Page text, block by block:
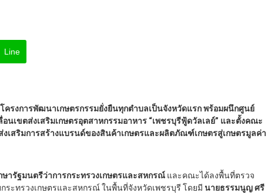
Line
ครงการพัฒนาเกษตรกรรมยั่งยืนทุกตำบลเป็นจังหวัดแรก พร้อมผนึกศูนย์
นเขตส่งเสริมเกษตรอุตสาหกรรมอาหาร “เพชรบุรีฟู้ดวัลเลย์” และตั้งคณะ
เสริมการสร้างแบรนด์ของสินค้าเกษตรและผลิตภัณฑ์เกษตรสู่เกษตรมูลค่า
ารัฐมนตรีว่าการกระทรวงเกษตรและสหกรณ์ และคณะได้ลงพื้นที่ตรวจ
ระทรวงเกษตรและสหกรณ์ ในพื้นที่จังหวัดเพชรบุรี โดยมี นายธรรมนูญ ศรี